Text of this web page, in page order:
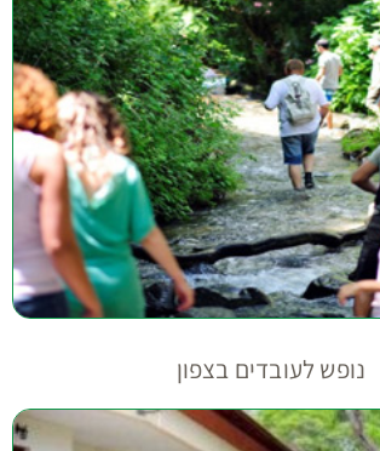
נופש לעובדים בצפון